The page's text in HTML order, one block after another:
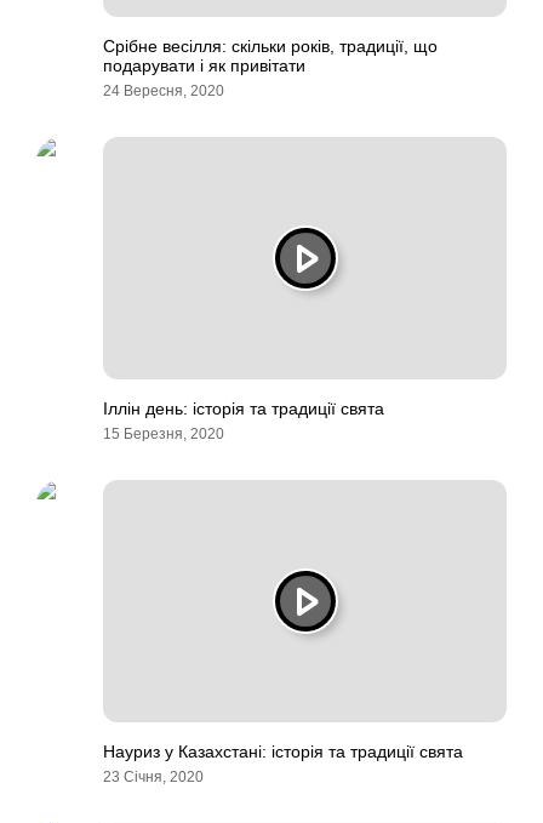
Срібне весілля: скільки років, традиції, що
подарувати і як привітати
24 Вересня, 2020
Іллін день: історія та традиції свята
15 Березня, 2020
Науриз у Казахстані: історія та традиції свята
23 Січня, 2020